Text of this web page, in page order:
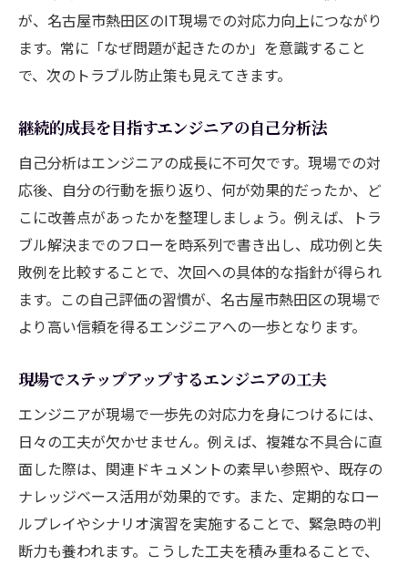
が、名古屋市熱田区のIT現場での対応力向上につながり
ます。常に「なぜ問題が起きたのか」を意識すること
で、次のトラブル防止策も見えてきます。
継続的成長を目指すエンジニアの自己分析法
自己分析はエンジニアの成長に不可欠です。現場での対
応後、自分の行動を振り返り、何が効果的だったか、ど
こに改善点があったかを整理しましょう。例えば、トラ
ブル解決までのフローを時系列で書き出し、成功例と失
敗例を比較することで、次回への具体的な指針が得られ
ます。この自己評価の習慣が、名古屋市熱田区の現場で
より高い信頼を得るエンジニアへの一歩となります。
現場でステップアップするエンジニアの工夫
エンジニアが現場で一歩先の対応力を身につけるには、
日々の工夫が欠かせません。例えば、複雑な不具合に直
面した際は、関連ドキュメントの素早い参照や、既存の
ナレッジベース活用が効果的です。また、定期的なロー
ルプレイやシナリオ演習を実施することで、緊急時の判
断力も養われます。こうした工夫を積み重ねることで、